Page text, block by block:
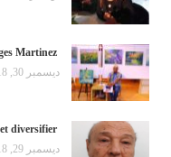
ديسمبر 30, 2018
ديسمبر 29, 2018